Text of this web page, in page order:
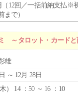
（12回／一括前納支払※
まで）
～タロット・カード
雄
～ 12月 28日
木） 14 ：50 ～ 16 ：10